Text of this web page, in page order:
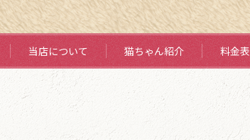
当店について 猫ちゃん紹介 料金表